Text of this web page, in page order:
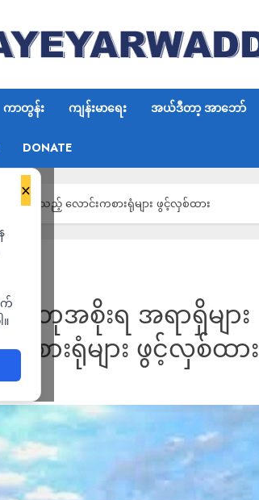
ကာတွန်း ကျန်းမာရေး အယ်ဒီတာ့ အာဘော်
DONATE
×
က်
းပါဝင်သည့် လောင်းကစားရုံများ ဖွင့်လှစ်ထား
းတုအစိုးရ အရာရှိများ
စားရုံများ ဖွင့်လှစ်ထား